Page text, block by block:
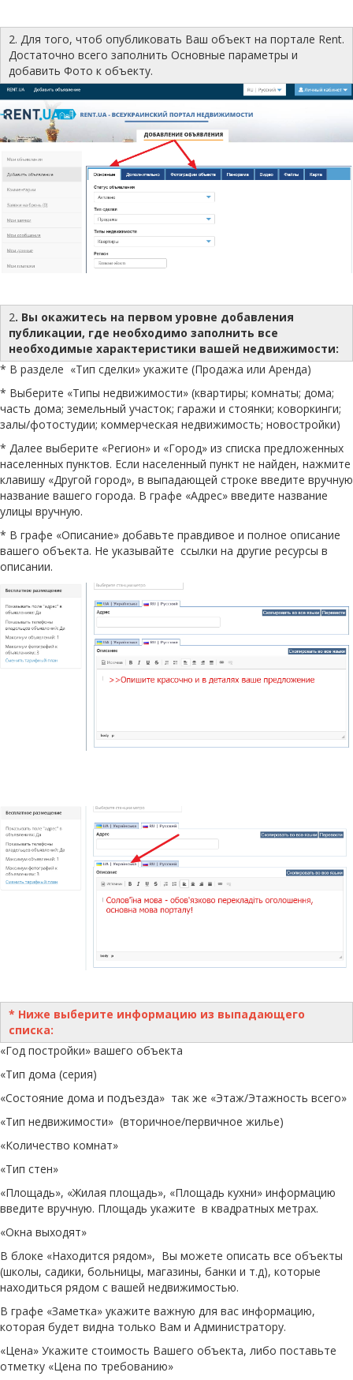
2. Для того, чтоб опубликовать Ваш объект на портале Rent.
Достаточно всего заполнить Основные параметры и
добавить Фото к объекту.
2. Вы окажитесь на первом уровне добавления
публикации, где необходимо заполнить все
необходимые характеристики вашей недвижимости:
* В разделе «Тип сделки» укажите (Продажа или Аренда)
* Выберите «Типы недвижимости» (квартиры; комнаты; дома;
часть дома; земельный участок; гаражи и стоянки; коворкинги;
залы/фотостудии; коммерческая недвижимость; новостройки)
* Далее выберите «Регион» и «Город» из списка предложенных
населенных пунктов. Если населенный пункт не найден, нажмите
клавишу «Другой город», в выпадающей строке введите вручную
название вашего города. В графе «Адрес» введите название
улицы вручную.
* В графе «Описание» добавьте правдивое и полное описание
вашего объекта. Не указывайте ссылки на другие ресурсы в
описании.
* Ниже выберите информацию из выпадающего
списка:
«Год постройки» вашего объекта
«Тип дома (серия)
«Состояние дома и подъезда» так же «Этаж/Этажность всего»
«Тип недвижимости» (вторичное/первичное жилье)
«Количество комнат»
«Тип стен»
«Площадь», «Жилая площадь», «Площадь кухни» информацию
введите вручную. Площадь укажите в квадратных метрах.
«Окна выходят»
В блоке «Находится рядом», Вы можете описать все объекты
(школы, садики, больницы, магазины, банки и т.д), которые
находиться рядом с вашей недвижимостью.
В графе «Заметка» укажите важную для вас информацию,
которая будет видна только Вам и Администратору.
«Цена» Укажите стоимость Вашего объекта, либо поставьте
отметку «Цена по требованию»